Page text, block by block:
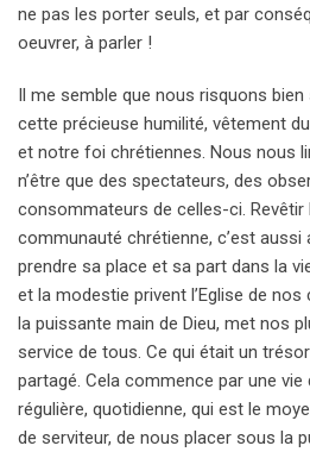
ne pas les porter seuls, et par
oeuvrer, à parler !
Il me semble que nous risquons
cette précieuse humilité, vêtement
et notre foi chrétiennes. Nous nous
n’être que des spectateurs, des
consommateurs de celles-ci. Revêtir
communauté chrétienne, c’est aussi
prendre sa place et sa part dans la
et la modestie privent l’Eglise de nos
la puissante main de Dieu, met nos
service de tous. Ce qui était un
partagé. Cela commence par une vie
régulière, quotidienne, qui est le
de serviteur, de nous placer sous la